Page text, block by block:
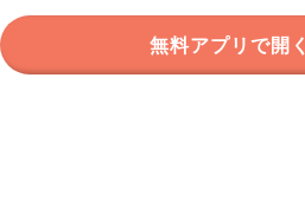
無料アプリで開く